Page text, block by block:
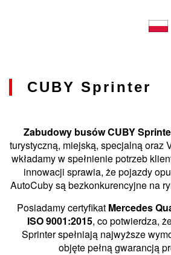
CUBY Sprinter
Zabudowy busów CUBY
turystyczną, miejską, specjalną oraz
wkładamy w spełnienie potrzeb
innowacji sprawia, że pojazdy
AutoCuby są bezkonkurencyjne na
Posiadamy certyfikat Mercedes
ISO 9001:2015, co potwierdza,
Sprinter spełniają najwyższe
objęte pełną gwarancją